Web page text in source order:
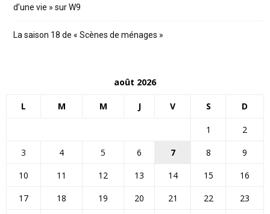
d’une vie » sur W9
La saison 18 de « Scènes de ménages »
août 2026
L M M J V S D
1
2
3
4 5 6 7 8
9
10
11 12 13 14 15
16
17
18 19 20 21 22
23